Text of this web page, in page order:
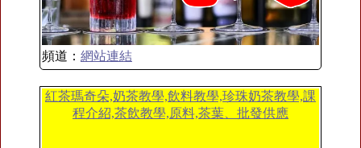
頻道： 網站連結
紅茶瑪奇朵,奶茶教學,飲料教學,珍珠奶茶教學,課
程介紹,茶飲教學,原料,茶葉、批發供應